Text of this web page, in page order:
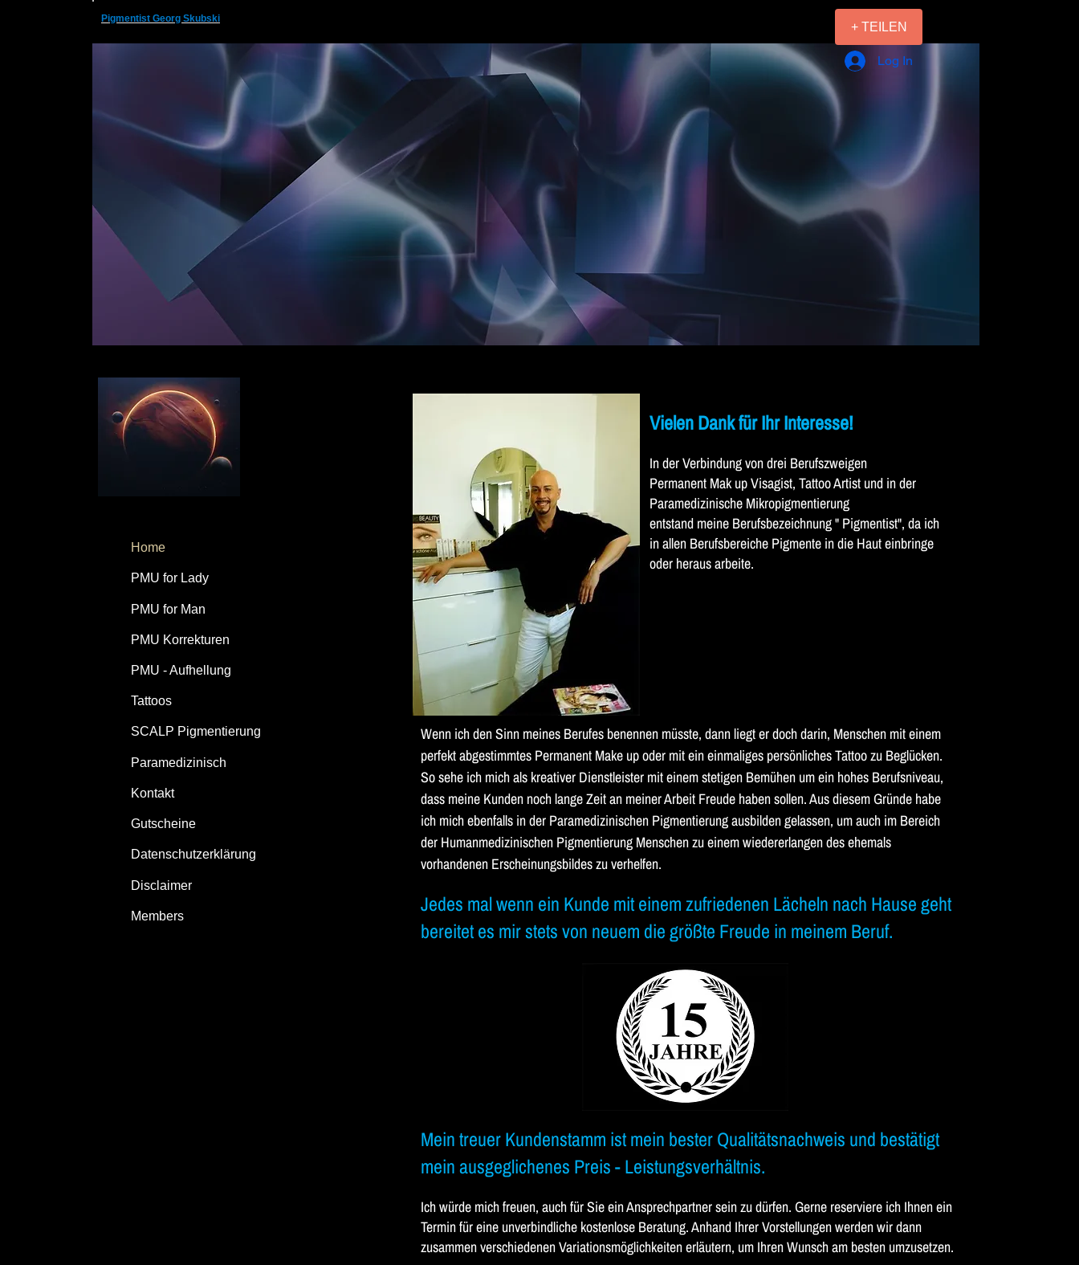
Pigmentist Georg Skubski Tattoo Artist
Permanent Make up Visagist
Paramedizinische Pigmentierung
Pigmentist Georg Skubski
+ TEILEN
Log In
Home
PMU for Lady
PMU for Man
PMU Korrekturen
PMU - Aufhellung
Tattoos
SCALP Pigmentierung
Paramedizinisch
Kontakt
Gutscheine
Datenschutzerklärung
Disclaimer
Members
Vielen Dank für Ihr Interesse!
In der Verbindung von drei Berufszweigen
Permanent Mak up Visagist, Tattoo Artist und in der
Paramedizinische Mikropigmentierung
entstand meine Berufsbezeichnung " Pigmentist", da ich
in allen Berufsbereiche Pigmente in die Haut einbringe
oder heraus arbeite.
Wenn ich den Sinn meines Berufes benennen müsste, dann liegt er doch darin, Menschen mit einem
perfekt abgestimmtes Permanent Make up oder mit ein einmaliges persönliches Tattoo zu Beglücken.
So sehe ich mich als kreativer Dienstleister mit einem stetigen Bemühen um ein hohes Berufsniveau,
dass meine Kunden noch lange Zeit an meiner Arbeit Freude haben sollen. Aus diesem Gründe habe
ich mich ebenfalls in der Paramedizinischen Pigmentierung ausbilden gelassen, um auch im Bereich
der Humanmedizinischen Pigmentierung Menschen zu einem wiedererlangen des ehemals
vorhandenen Erscheinungsbildes zu verhelfen.
Jedes mal wenn ein Kunde mit einem zufriedenen Lächeln nach Hause geht
bereitet es mir stets von neuem die größte Freude in meinem Beruf.
Mein treuer Kundenstamm ist mein bester Qualitätsnachweis und bestätigt
mein ausgeglichenes Preis - Leistungsverhältnis.
Ich würde mich freuen, auch für Sie ein Ansprechpartner sein zu dürfen. Gerne reserviere ich Ihnen ein
Termin für eine unverbindliche kostenlose Beratung. Anhand Ihrer Vorstellungen werden wir dann
zusammen verschiedenen Variationsmöglichkeiten erläutern, um Ihren Wunsch am besten umzusetzen.